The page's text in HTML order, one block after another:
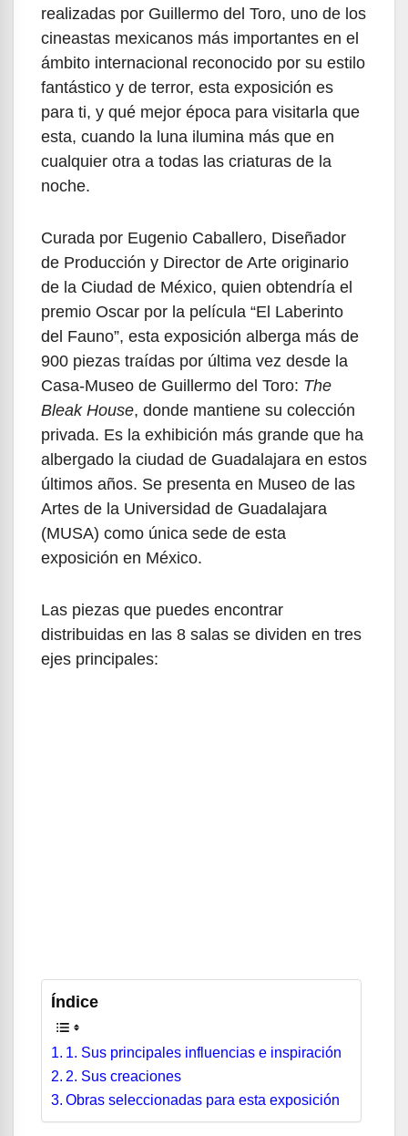
realizadas por Guillermo del Toro, uno de los
cineastas mexicanos más importantes en el
ámbito internacional reconocido por su estilo
fantástico y de terror, esta exposición es
para ti, y qué mejor época para visitarla que
esta, cuando la luna ilumina más que en
cualquier otra a todas las criaturas de la
noche.
Curada por Eugenio Caballero, Diseñador
de Producción y Director de Arte originario
de la Ciudad de México, quien obtendría el
premio Oscar por la película “El Laberinto
del Fauno”, esta exposición alberga más de
900 piezas traídas por última vez desde la
Casa-Museo de Guillermo del Toro: The
Bleak House, donde mantiene su colección
privada. Es la exhibición más grande que ha
albergado la ciudad de Guadalajara en estos
últimos años. Se presenta en Museo de las
Artes de la Universidad de Guadalajara
(MUSA) como única sede de esta
exposición en México.
Las piezas que puedes encontrar
distribuidas en las 8 salas se dividen en tres
ejes principales:
Índice
1. Sus principales influencias e inspiración
2. Sus creaciones
Obras seleccionadas para esta exposición